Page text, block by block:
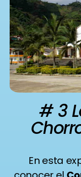
# 3
En esta